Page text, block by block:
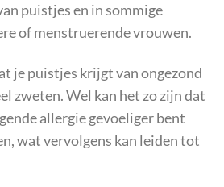
puistjes en in sommige
of menstruerende vrouwen.
je puistjes krijgt van ongezond
zweten. Wel kan het zo zijn dat
allergie gevoeliger bent
wat vervolgens kan leiden tot